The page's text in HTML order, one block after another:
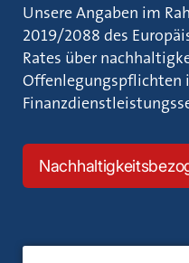
Unsere Angaben im
2019/2088 des
Rates über
Offenlegungspflichten